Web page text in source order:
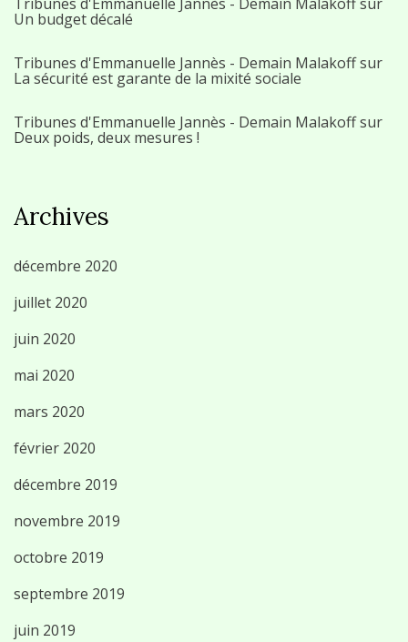
Un budget décalé
Tribunes d'Emmanuelle Jannès - Demain Malakoffsur
La sécurité est garante de la mixité sociale
Tribunes d'Emmanuelle Jannès - Demain Malakoffsur
Deux poids, deux mesures !
Archives
décembre 2020
juillet 2020
juin 2020
mai 2020
mars 2020
février 2020
décembre 2019
novembre 2019
octobre 2019
septembre 2019
juin 2019